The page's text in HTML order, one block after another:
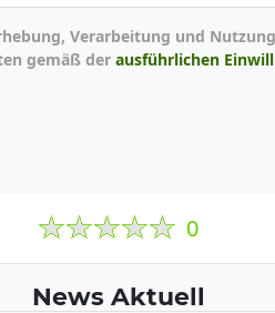
gemäß der ausführlichen
0
News Aktuell